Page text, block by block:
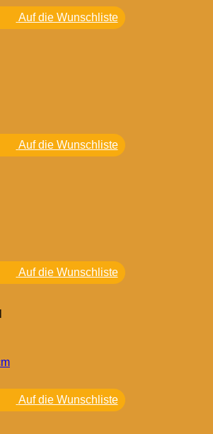
Auf die Wunschliste
Auf die Wunschliste
Auf die Wunschliste
Auf die Wunschliste